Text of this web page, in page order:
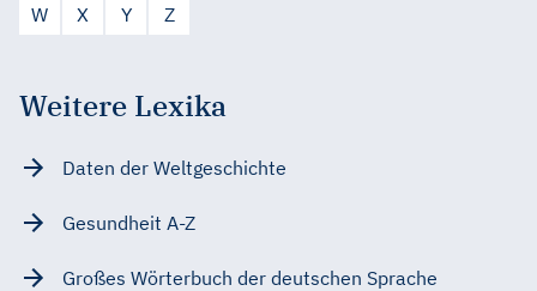
W
X Y Z
Weitere Lexika
Daten der Weltgeschichte
Gesundheit A-Z
Großes Wörterbuch der deutschen Sprache